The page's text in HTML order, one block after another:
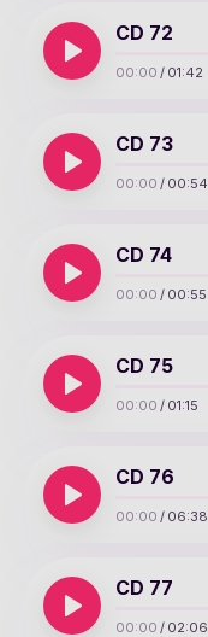
CD 72
00:00 / 01:42
CD 73
00:00 / 00:54
CD 74
00:00 / 00:55
CD 75
00:00 / 01:15
CD 76
00:00 / 06:38
CD 77
00:00 / 02:06